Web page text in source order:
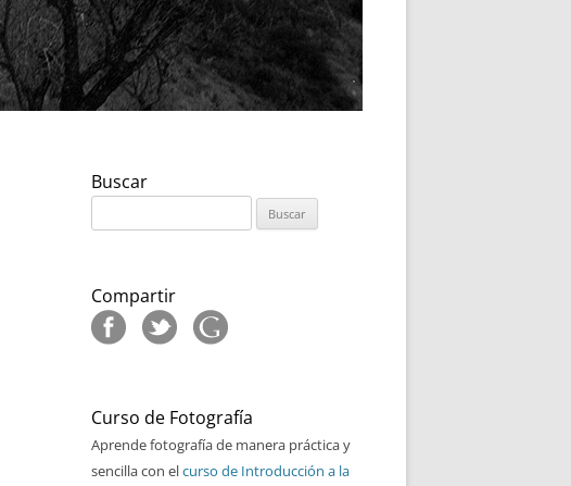
Buscar
Compartir
Curso de Fotografía
Aprende fotografía de manera práctica y
sencilla con elcurso de Introducción a la